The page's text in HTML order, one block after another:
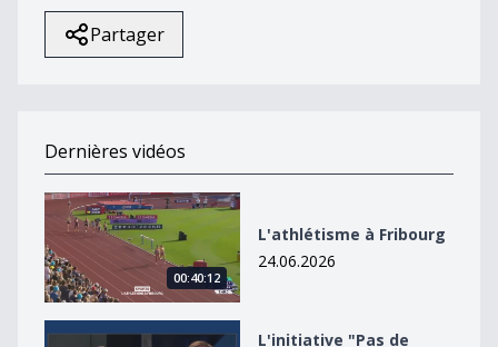
Partager
Dernières vidéos
L&#039;athlétisme à Fribourg
00:40:12
L'athlétisme à Fribourg
24.06.2026
L&#039;initiative &quot;Pas de Suisse à 10
L'initiative "Pas de